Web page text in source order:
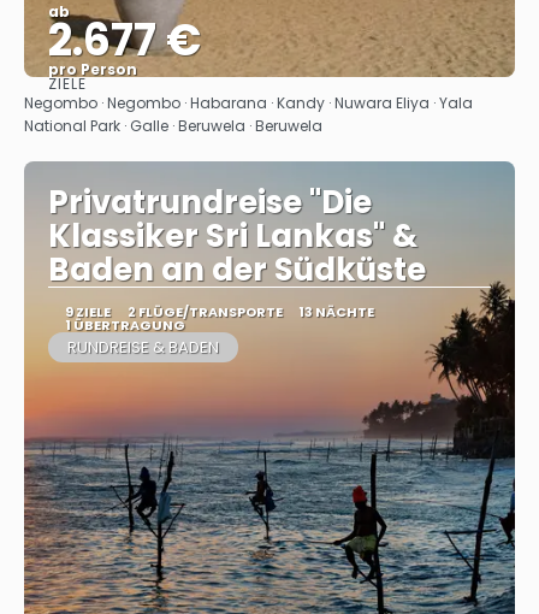
ab
2.677 €
pro Person
Sehen
ZIELE
Negombo · Negombo · Habarana · Kandy · Nuwara Eliya · Yala
National Park · Galle · Beruwela · Beruwela
Privatrundreise "Die
Klassiker Sri Lankas" &
Baden an der Südküste
9 ZIELE 2 FLÜGE/TRANSPORTE 13 NÄCHTE
1 ÜBERTRAGUNG
RUNDREISE & BADEN